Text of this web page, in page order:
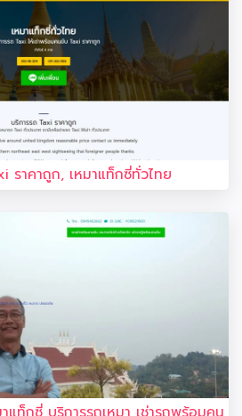
ราคาถูก, เหมาแท็กซี่ทั่วไทย